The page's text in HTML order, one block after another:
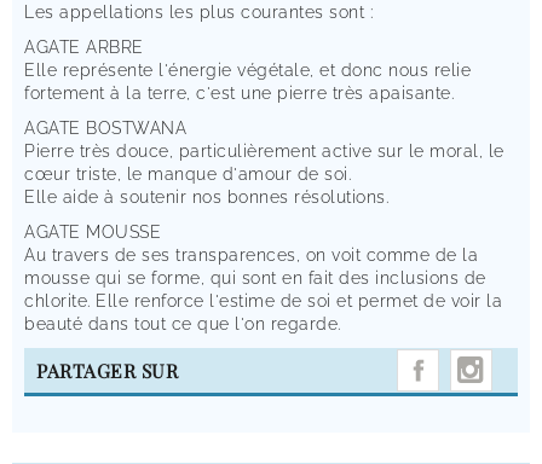
Les appellations les plus courantes sont :
AGATE ARBRE
Elle représente l'énergie végétale, et donc nous relie
fortement à la terre, c'est une pierre très apaisante.
AGATE BOSTWANA
Pierre très douce, particulièrement active sur le moral, le
cœur triste, le manque d'amour de soi.
Elle aide à soutenir nos bonnes résolutions.
AGATE MOUSSE
Au travers de ses transparences, on voit comme de la
mousse qui se forme, qui sont en fait des inclusions de
chlorite. Elle renforce l'estime de soi et permet de voir la
beauté dans tout ce que l'on regarde.
PARTAGER SUR